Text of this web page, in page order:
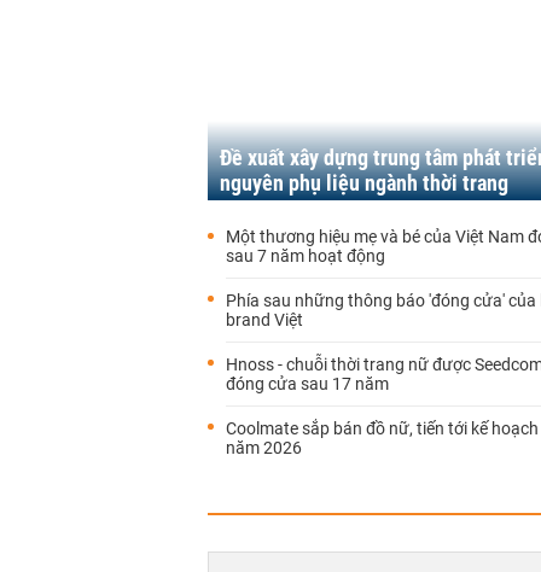
Đề xuất xây dựng trung tâm phát
nguyên phụ liệu ngành thời trang
Một thương hiệu mẹ và bé của Việt Nam
sau 7 năm hoạt động
Phía sau những thông báo 'đóng cửa' của
brand Việt
Hnoss - chuỗi thời trang nữ được
đóng cửa sau 17 năm
Coolmate sắp bán đồ nữ, tiến tới kế
năm 2026